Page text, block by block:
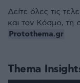
Thema
Δείτε όλες τις
και τον Κόσμο, τη
Protothema.gr